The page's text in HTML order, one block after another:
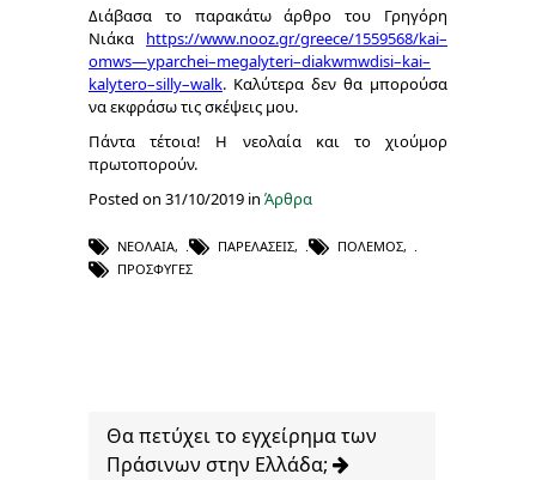
Διάβασα το παρακάτω άρθρο του Γρηγόρη
Νιάκα https://www.nooz.gr/greece/1559568/kai–
omws—yparchei–megalyteri–diakwmwdisi–kai–
kalytero–silly–walk. Καλύτερα δεν θα μπορούσα
να εκφράσω τις σκέψεις μου.
Πάντα τέτοια! Η νεολαία και το χιούμορ
πρωτοπορούν.
Posted on 31/10/2019 in Άρθρα
ΝΕΟΛΑΊΑ, ΠΑΡΕΛΆΣΕΙΣ, ΠΌΛΕΜΟΣ,
ΠΡΌΣΦΥΓΕΣ
Θα πετύχει το εγχείρημα των
Πράσινων στην Ελλάδα;